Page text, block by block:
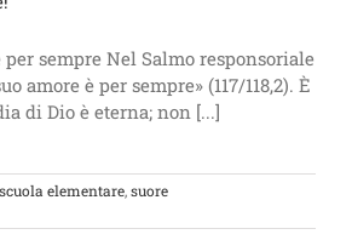
sempre Nel Salmo responsoriale
amore è per sempre» (117/118,2). È
di Dio è eterna; non [...]
scuola elementare,suore